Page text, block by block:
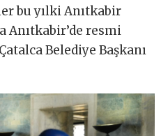
bu yılki Anıtkabir
Anıtkabir’de resmi
Belediye Başkanı